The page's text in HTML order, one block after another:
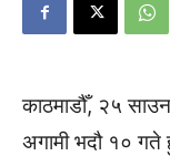
काठमाडौँ, २५
अगामी भदौ १०